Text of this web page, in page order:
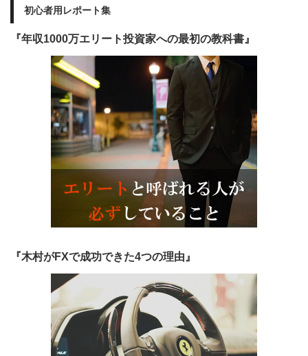
初心者用レポート集
『年収1000万エリート投資家への最初の教科書』
『木村がFXで成功できた4つの理由』